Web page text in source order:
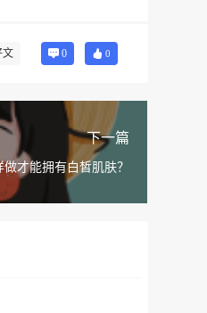
文 0 0
下一篇
做才能拥有白皙肌肤？